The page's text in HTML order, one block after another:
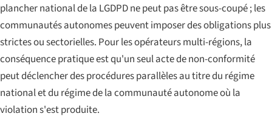
plancher national de la LGDPD ne peut pas être sous-coupé ; les
communautés autonomes peuvent imposer des obligations plus
strictes ou sectorielles. Pour les opérateurs multi-régions, la
conséquence pratique est qu'un seul acte de non-conformité
peut déclencher des procédures parallèles au titre du régime
national et du régime de la communauté autonome où la
violation s'est produite.